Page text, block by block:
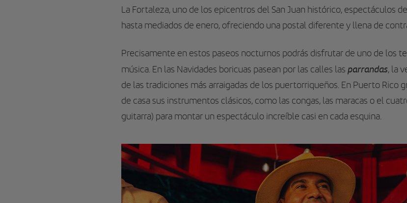
La Fortaleza, uno de los epicentros del San Juan histórico, espectáculos
hasta mediados de enero, ofreciendo una postal diferente y llena de
Precisamente en estos paseos nocturnos podrás disfrutar de uno de los
música. En las Navidades boricuas pasean por las calles las parrandas, la
de las tradiciones más arraigadas de los puertorriqueños. En Puerto Rico
de casa sus instrumentos clásicos, como las congas, las maracas o el
guitarra) para montar un espectáculo increíble casi en cada esquina.